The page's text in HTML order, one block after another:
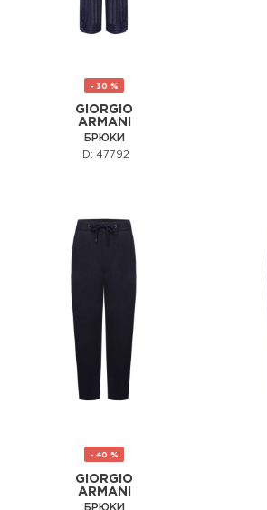
- 30 %
GIORGIO
ARMANI
БРЮКИ
ID: 47792
- 40 %
GIORGIO
ARMANI
БРЮКИ